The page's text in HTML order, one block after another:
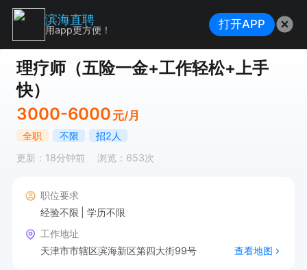
理疗师（五险一金+工作轻松+上手
快）
3000-6000 元/月
全职 不限
招2人
更新：18分钟前
浏览：653次
职位要求
经验不限
学历不限
工作地址
天津市市辖区滨海新区第四大街99号
查看地图
滨海直聘
用app更方便！ 打开APP